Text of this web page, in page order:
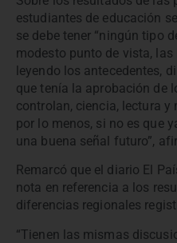
estudiantes de educación
se debe tener “ningún tipo
modesto punto de vista,
leyendo los antecedentes,
que tenía la aprobación de
controlan, ciencia, lectura
por lo menos, si no es que
una buena señal futuro”,
Remarcó que el diario El
nota en referencia a los
diferencias regionales
“Tienen las mismas